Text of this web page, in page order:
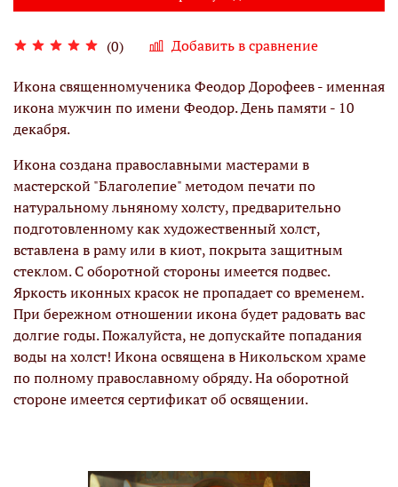
(0) Добавить в сравнение
Икона священномученика Феодор Дорофеев - именная
икона мужчин по имени Феодор. День памяти - 10
декабря.
Икона создана православными мастерами в
мастерской "Благолепие" методом печати по
натуральному льняному холсту, предварительно
подготовленному как художественный холст,
вставлена в раму или в киот, покрыта защитным
стеклом. С оборотной стороны имеется подвес.
Яркость иконных красок не пропадает со временем.
При бережном отношении икона будет радовать вас
долгие годы. Пожалуйста, не допускайте попадания
воды на холст! Икона освящена в Никольском храме
по полному православному обряду. На оборотной
стороне имеется сертификат об освящении.